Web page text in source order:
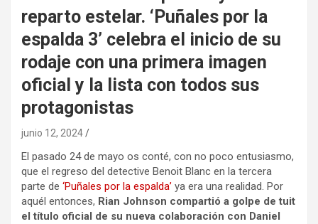
reparto estelar. ‘Puñales por la
espalda 3’ celebra el inicio de su
rodaje con una primera imagen
oficial y la lista con todos sus
protagonistas
junio 12, 2024
El pasado 24 de mayo os conté, con no poco entusiasmo,
que el regreso del detective Benoit Blanc en la tercera
parte de ‘Puñales por la espalda’ ya era una realidad. Por
aquél entonces, Rian Johnson compartió a golpe de tuit
el título oficial de su nueva colaboración con Daniel